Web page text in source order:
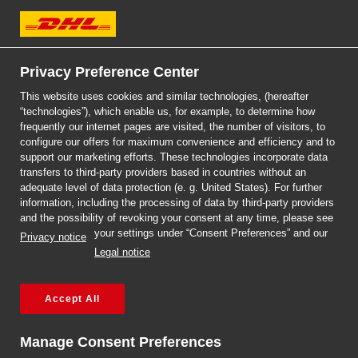
DHL Express
Jak sprzedawać online
za granicę? Sprawdź
nasz poradnik.
Przeczytaj więcej!
Previous Next
Tag:go green
StreetScooter, pojazdy
elektryczne i ich
Privacy Preference Center
This website uses cookies and similar technologies, (hereafter
“technologies”), which enable us, for example, to determine how
frequently our internet pages are visited, the number of visitors, to
configure our offers for maximum convenience and efficiency and to
support our marketing efforts. These technologies incorporate data
transfers to third-party providers based in countries without an
adequate level of data protection (e. g. United States). For further
information, including the processing of data by third-party providers
and the possibility of revoking your consent at any time, please see
your settings under “Consent Preferences” and our
Privacy notice
Legal notice
Accept All
Manage Consent Preferences